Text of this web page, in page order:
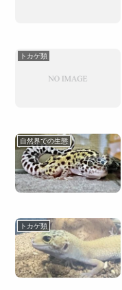
トカゲ類
自然界での生態
トカゲ類